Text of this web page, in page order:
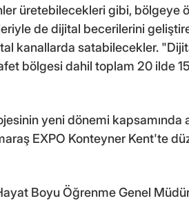
üretebilecekleri gibi, bölgeye
de dijital becerilerini
kanallarda satabilecekler.
bölgesi dahil toplam 20 ilde 15
yeni dönemi kapsamında
EXPO Konteyner Kent'te
Boyu Öğrenme Genel